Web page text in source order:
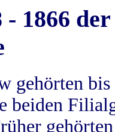
- 1866
gehörten
beiden